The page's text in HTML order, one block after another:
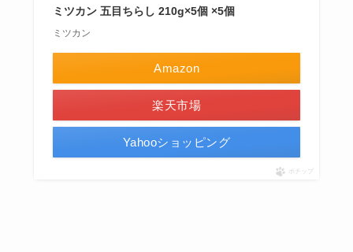
ミツカン 五目ちらし 210g×5個 ×5個
ミツカン
Amazon
楽天市場
Yahooショッピング
ポチップ